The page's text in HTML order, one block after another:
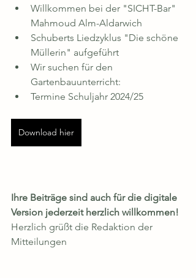
Willkommen bei der "SICHT-Bar"
Mahmoud Alm-Aldarwich
Schuberts Liedzyklus "Die schöne
Müllerin" aufgeführt
Wir suchen für den
Gartenbauunterricht:
Termine Schuljahr 2024/25
Download hier
Ihre Beiträge sind auch für die digitale
Version jederzeit herzlich willkommen!
Herzlich grüßt die Redaktion der
Mitteilungen